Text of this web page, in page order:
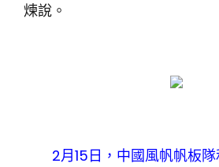
煉說。
2月15日，中國風帆帆板隊